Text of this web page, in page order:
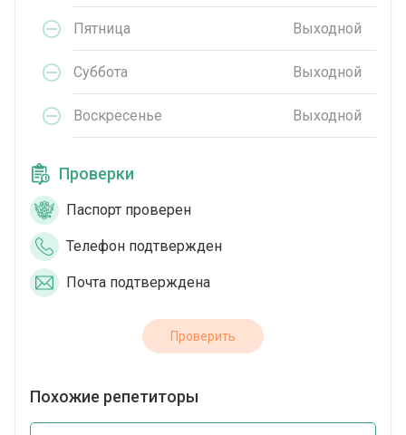
Пятница Выходной
Суббота Выходной
Воскресенье Выходной
Проверки
Паспорт проверен
Телефон подтвержден
Почта подтверждена
Проверить
Похожие репетиторы